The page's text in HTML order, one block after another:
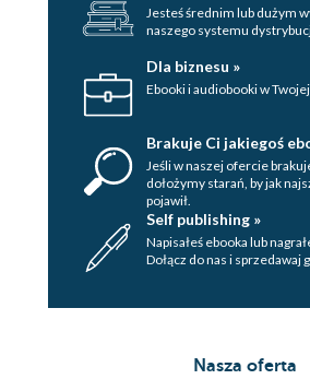
Jesteś średnim lub dużym
naszego systemu
Dla biznesu »
Ebooki i audiobooki w
Brakuje Ci jakiegoś
Jeśli w naszej ofercie
dołożymy starań, by jak
pojawił.
Self publishing »
Napisałeś ebooka lub
Dołącz do nas i sprzedawaj
Nasza oferta